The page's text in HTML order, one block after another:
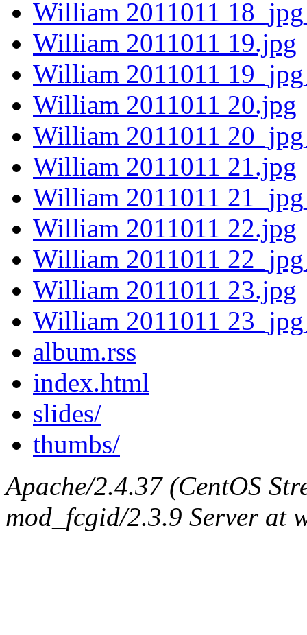
William 2011011
William 2011011 19.jpg
William 2011011
William 2011011 20.jpg
William 2011011
William 2011011 21.jpg
William 2011011
William 2011011 22.jpg
William 2011011
William 2011011 23.jpg
William 2011011
album.rss
index.html
slides/
thumbs/
Apache/2.4.37 (CentOS
mod_fcgid/2.3.9 Server at